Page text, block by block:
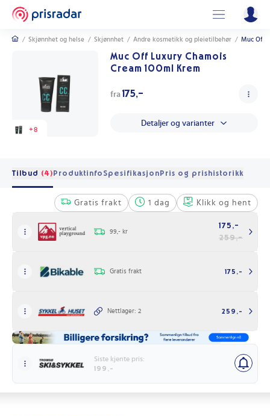
/ Skjønnhet og helse / Skjønnhet / Andre kosmetikk og pleietilbehør / Muc Off
+8
Muc Off Luxury Chamois
Cream 100ml Krem
fra 175,-
Detaljer og varianter
Tilbud (4)Produktinfo SpesifikasjonPris og prishistorikk
Gratis frakt 1 dag Klikk og hent
99,- kr
175,-
259,-
Gratis frakt 175,-
Nettlager: 2 259,-
Siste kjente pris:
199,-